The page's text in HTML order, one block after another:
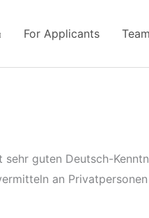
For Applicants Team
guten Deutsch-
an